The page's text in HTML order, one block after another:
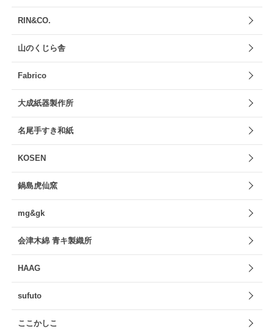
RIN&CO.
山のくじら舎
Fabrico
大成紙器製作所
名尾手すき和紙
KOSEN
鍋島虎仙窯
mg&gk
会津木綿 青キ製織所
HAAG
sufuto
ここかしこ